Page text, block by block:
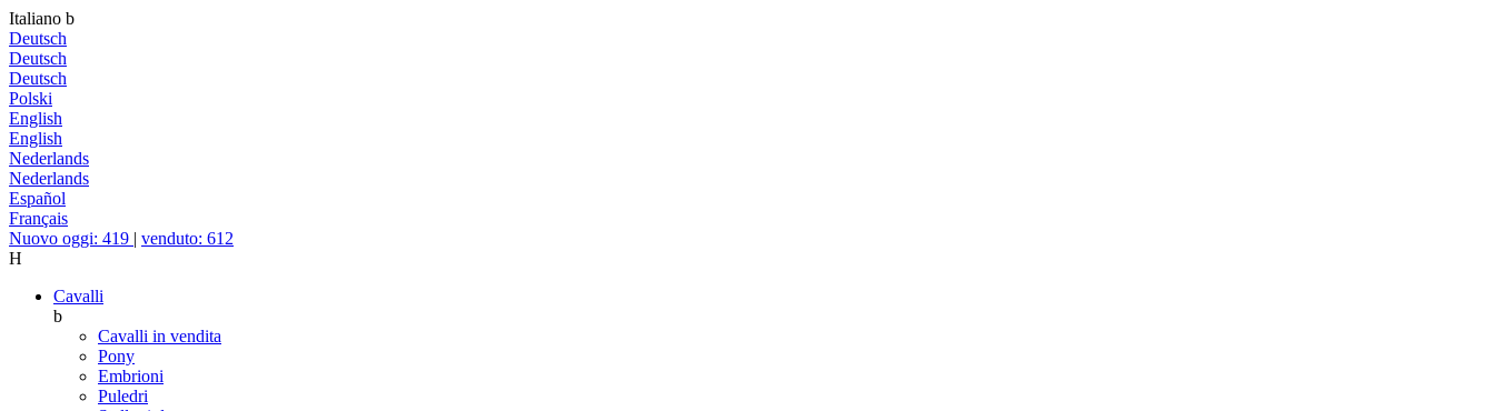
Italiano b
Deutsch
Deutsch
Deutsch
Polski
English
English
Nederlands
Nederlands
Español
Français
Nuovo oggi: 419 | venduto: 612
H
Cavalli
b
Cavalli in vendita
Pony
Embrioni
Puledri